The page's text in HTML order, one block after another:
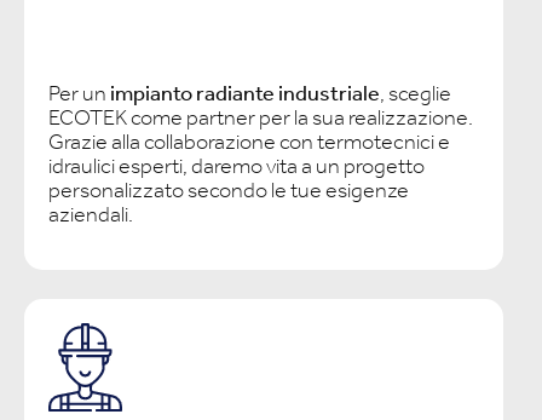
Per un impianto radiante industriale, sceglie
ECOTEK come partner per la sua realizzazione.
Grazie alla collaborazione con termotecnici e
idraulici esperti, daremo vita a un progetto
personalizzato secondo le tue esigenze
aziendali.